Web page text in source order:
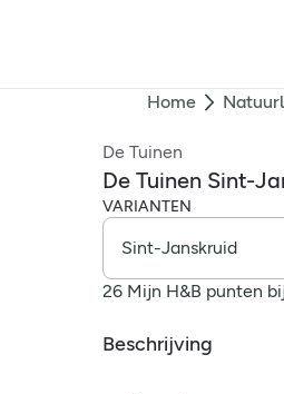
Home
De Tuinen
De Tuinen Sint-
VARIANTEN
26 Mijn H&B punten
Beschrijving